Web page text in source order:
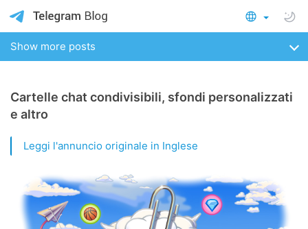
Show more posts
Cartelle chat condivisibili, sfondi personalizzati
e altro
Leggi l'annuncio originale in Inglese